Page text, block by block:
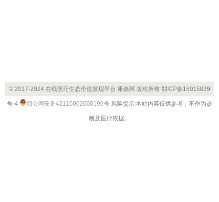
© 2017-2024 在线医疗生态价值发现平台 康谈网 版权所有 鄂ICP备18015839
号-4 鄂公网安备42110002000199号 风险提示:本站内容仅供参考，不作为诊
断及医疗依据。